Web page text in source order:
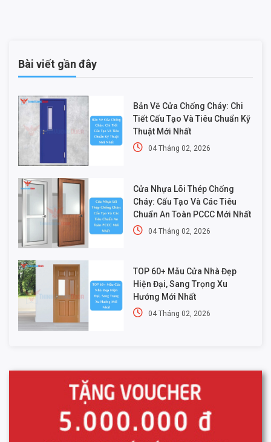
Bài viết gần đây
Bản Vẽ Cửa Chống Cháy: Chi
Tiết Cấu Tạo Và Tiêu Chuẩn Kỹ
Thuật Mới Nhất
04 Tháng 02, 2026
Cửa Nhựa Lõi Thép Chống
Cháy: Cấu Tạo Và Các Tiêu
Chuẩn An Toàn PCCC Mới Nhất
04 Tháng 02, 2026
TOP 60+ Mẫu Cửa Nhà Đẹp
Hiện Đại, Sang Trọng Xu
Hướng Mới Nhất
04 Tháng 02, 2026